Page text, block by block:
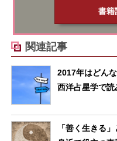
書籍
関連記事
2017年はどん
西洋占星学で読
「善く生きる